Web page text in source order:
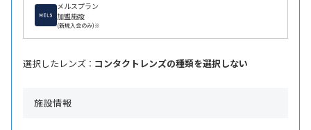
メルスプラン
加盟施設
(新規入会のみ)※
選択したレンズ ： コンタクトレンズの種類を選択しない
施設情報